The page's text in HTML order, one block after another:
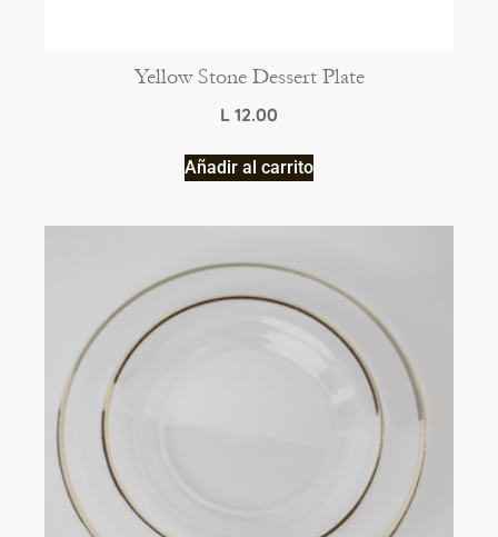
Yellow Stone Dessert Plate
L 12.00
Añadir al carrito